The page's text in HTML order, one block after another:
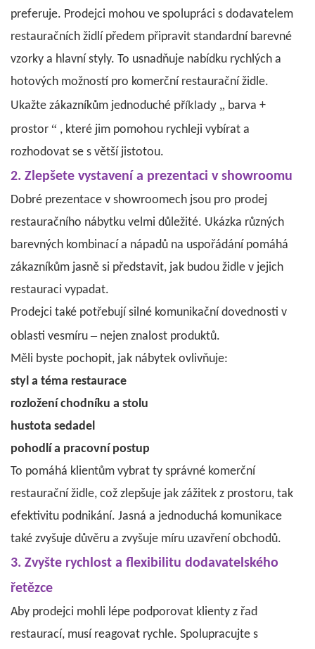
preferuje. Prodejci mohou ve spolupráci s dodavatelem
restauračních židlí předem připravit standardní barevné
vzorky a hlavní styly. To usnadňuje nabídku rychlých a
hotových možností pro komerční restaurační židle.
Ukažte zákazníkům jednoduché příklady „ barva +
prostor “ , které jim pomohou rychleji vybírat a
rozhodovat se s větší jistotou.
2. Zlepšete vystavení a prezentaci v showroomu
Dobré prezentace v showroomech jsou pro prodej
restauračního nábytku velmi důležité. Ukázka různých
barevných kombinací a nápadů na uspořádání pomáhá
zákazníkům jasně si představit, jak budou židle v jejich
restauraci vypadat.
Prodejci také potřebují silné komunikační dovednosti v
oblasti vesmíru – nejen znalost produktů.
Měli byste pochopit, jak nábytek ovlivňuje:
styl a téma restaurace
rozložení chodníku a stolu
hustota sedadel
pohodlí a pracovní postup
To pomáhá klientům vybrat ty správné komerční
restaurační židle, což zlepšuje jak zážitek z prostoru, tak
efektivitu podnikání. Jasná a jednoduchá komunikace
také zvyšuje důvěru a zvyšuje míru uzavření obchodů.
3. Zvyšte rychlost a flexibilitu dodavatelského
řetězce
Aby prodejci mohli lépe podporovat klienty z řad
restaurací, musí reagovat rychle. Spolupracujte s